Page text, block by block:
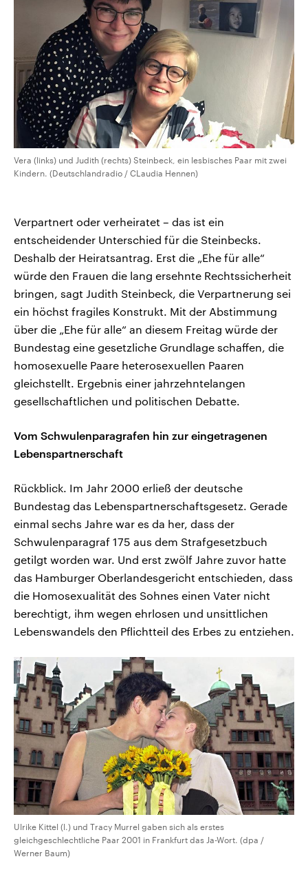
Vera (links) und Judith (rechts) Steinbeck, ein lesbisches Paar mit zwei
Kindern. (Deutschlandradio / CLaudia Hennen)
Verpartnert oder verheiratet – das ist ein
entscheidender Unterschied für die Steinbecks.
Deshalb der Heiratsantrag. Erst die „Ehe für alle“
würde den Frauen die lang ersehnte Rechtssicherheit
bringen, sagt Judith Steinbeck, die Verpartnerung sei
ein höchst fragiles Konstrukt. Mit der Abstimmung
über die „Ehe für alle“ an diesem Freitag würde der
Bundestag eine gesetzliche Grundlage schaffen, die
homosexuelle Paare heterosexuellen Paaren
gleichstellt. Ergebnis einer jahrzehntelangen
gesellschaftlichen und politischen Debatte.
Vom Schwulenparagrafen hin zur eingetragenen
Lebenspartnerschaft
Rückblick. Im Jahr 2000 erließ der deutsche
Bundestag das Lebenspartnerschaftsgesetz. Gerade
einmal sechs Jahre war es da her, dass der
Schwulenparagraf 175 aus dem Strafgesetzbuch
getilgt worden war. Und erst zwölf Jahre zuvor hatte
das Hamburger Oberlandesgericht entschieden, dass
die Homosexualität des Sohnes einen Vater nicht
berechtigt, ihm wegen ehrlosen und unsittlichen
Lebenswandels den Pflichtteil des Erbes zu entziehen.
Ulrike Kittel (l.) und Tracy Murrel gaben sich als erstes
gleichgeschlechtliche Paar 2001 in Frankfurt das Ja-Wort. (dpa /
Werner Baum)